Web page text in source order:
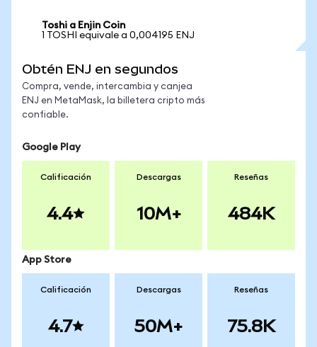
Toshi a Enjin Coin
1 TOSHI equivale a 0,004195 ENJ
Obtén ENJ en segundos
Compra, vende, intercambia y canjea
ENJ en MetaMask, la billetera cripto más
confiable.
Google Play
Calificación
4.4
Descargas
10M+
Reseñas
484K
App Store
Calificación
4.7
Descargas
50M+
Reseñas
75.8K